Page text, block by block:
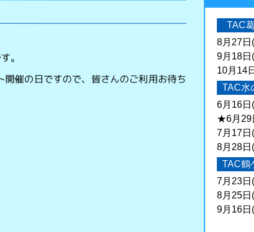
。
催の日ですので、皆さんのご利用お待ち
TAC
8月27日
9月18日
10月14
TAC水
6月16日
★6月29
7月17日
8月28日
TAC鶴
7月23日
8月25日
9月16日